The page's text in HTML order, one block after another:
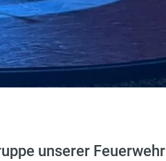
unserer Feuerwehr